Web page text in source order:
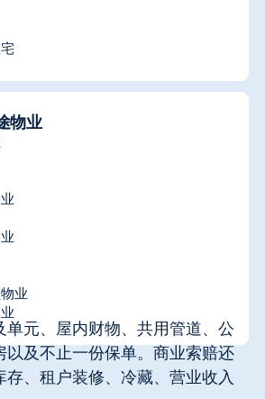
物业
业
单元、屋内财物、共用管道、公
以及不止一份保单。商业索赔还
存、租户装修、冷藏、营业收入